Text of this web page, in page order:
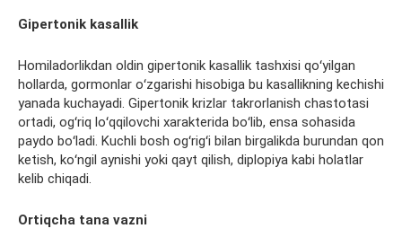
Gipertonik kasallik
Homiladorlikdan oldin gipertonik kasallik tashxisi qoʻyilgan
hollarda, gormonlar oʻzgarishi hisobiga bu kasallikning kechishi
yanada kuchayadi. Gipertonik krizlar takrorlanish chastotasi
ortadi, ogʻriq loʻqqilovchi xarakterida boʻlib, ensa sohasida
paydo boʻladi. Kuchli bosh ogʻrigʻi bilan birgalikda burundan qon
ketish, koʻngil aynishi yoki qayt qilish, diplopiya kabi holatlar
kelib chiqadi.
Ortiqcha tana vazni